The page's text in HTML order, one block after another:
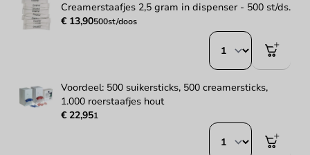
Creamerstaafjes 2,5 gram in dispenser - 500 st/ds.
€ 13,90500st/doos
Voordeel: 500 suikersticks, 500 creamersticks,
1.000 roerstaafjes hout
€ 22,951